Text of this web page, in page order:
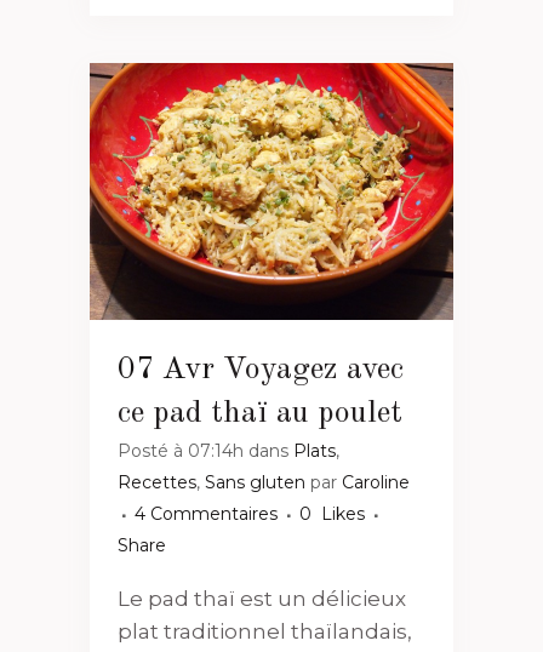
07 Avr Voyagez avec
ce pad thaï au poulet
Posté à 07:14h dans Plats,
Recettes, Sans gluten par Caroline
4 Commentaires
0
Likes
Share
Le pad thaï est un délicieux
plat traditionnel thaïlandais,